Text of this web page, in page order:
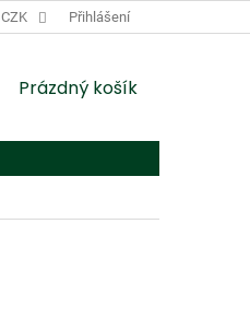
NÁHRADNÍ PLNĚNÍ
CZK Přihlášení
NÁKUPNÍ
Prázdný košík